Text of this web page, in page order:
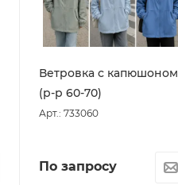
Ветровка с капюшоном
(р-р 60-70)
Арт.: 733060
По запросу